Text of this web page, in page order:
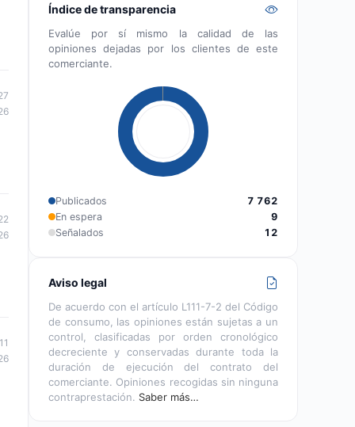
Índice de transparencia
Evalúe por sí mismo la calidad de las
opiniones dejadas por los clientes de este
comerciante.
Publicados
7 762
En espera
9
Señalados
12
Aviso legal
De acuerdo con el artículo L111-7-2 del Código
de consumo, las opiniones están sujetas a un
control, clasificadas por orden cronológico
decreciente y conservadas durante toda la
duración de ejecución del contrato del
comerciante. Opiniones recogidas sin ninguna
contraprestación. Saber más…